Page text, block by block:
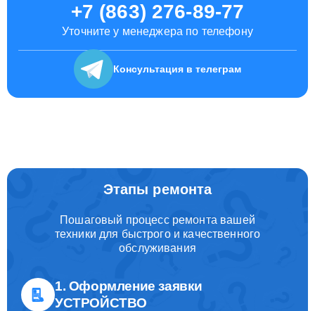
+7 (863) 276-89-77
Уточните у менеджера по телефону
Консультация в телеграм
Этапы ремонта
Пошаговый процесс ремонта вашей
техники для быстрого и качественного
обслуживания
1. Оформление заявки
УСТРОЙСТВО